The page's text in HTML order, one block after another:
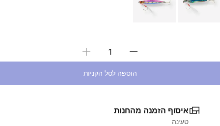
בחירת כמות
הוספה לסל הקניות
איסוף הזמנה מהחנות
טעינה